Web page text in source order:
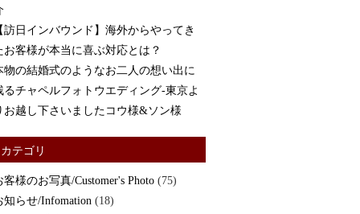
訪日インバウンド】海外からやってき
お客様が本当に喜ぶ対応とは？
物の結婚式のようなお二人の想い出に
るチャペルフォトウエディング-東京よ
お越し下さいましたコウ様&ソン様
カテゴリ
客様のお写真/Customer's Photo (75)
知らせ/Infomation (18)